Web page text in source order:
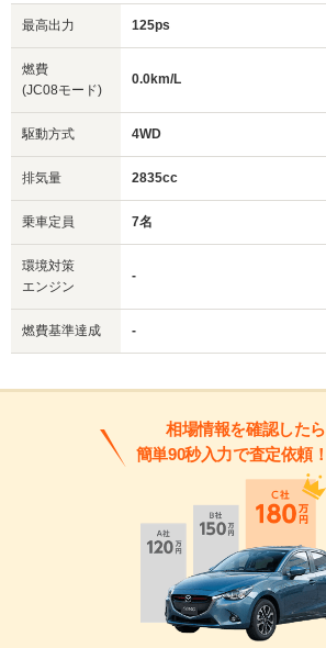
最高出力 125ps
燃費
(JC08モード)
0.0km/L
駆動方式 4WD
排気量 2835cc
乗車定員 7名
環境対策
エンジン
-
燃費基準達成 -
相場情報を確認したら
簡単90秒入力で査定依頼！